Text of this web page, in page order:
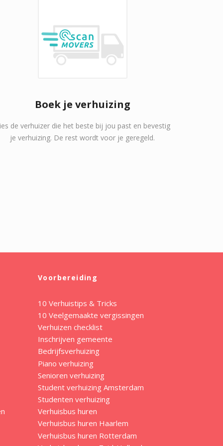
Boek je verhuizing
de verhuizer die het beste bij jou past en bevestig
je verhuizing. De rest wordt voor je geregeld.
Voorbereiding
10 Verhuistips & Tricks
10 Veelgemaakte vergissingen
Verhuizen checklist
Inschrijven gemeente
Bedrijfsverhuizing
Piano verhuizing
Senioren verhuizing
Student verhuizing Amsterdam
Studenten verhuizing
Verhuisbus huren
Verhuisbus huren Haarlem
Verhuisbus huren Rotterdam